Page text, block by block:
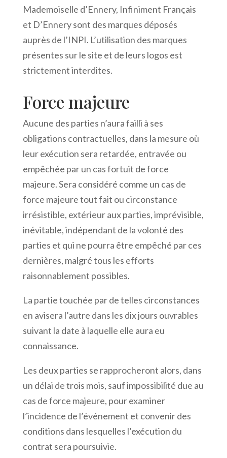
Mademoiselle d’Ennery, Infiniment Français
et D’Ennery sont des marques déposés
auprès de l’INPI. L’utilisation des marques
présentes sur le site et de leurs logos est
strictement interdites.
Force majeure
Aucune des parties n’aura failli à ses
obligations contractuelles, dans la mesure où
leur exécution sera retardée, entravée ou
empêchée par un cas fortuit de force
majeure. Sera considéré comme un cas de
force majeure tout fait ou circonstance
irrésistible, extérieur aux parties, imprévisible,
inévitable, indépendant de la volonté des
parties et qui ne pourra être empêché par ces
dernières, malgré tous les efforts
raisonnablement possibles.
La partie touchée par de telles circonstances
en avisera l’autre dans les dix jours ouvrables
suivant la date à laquelle elle aura eu
connaissance.
Les deux parties se rapprocheront alors, dans
un délai de trois mois, sauf impossibilité due au
cas de force majeure, pour examiner
l’incidence de l’événement et convenir des
conditions dans lesquelles l’exécution du
contrat sera poursuivie.